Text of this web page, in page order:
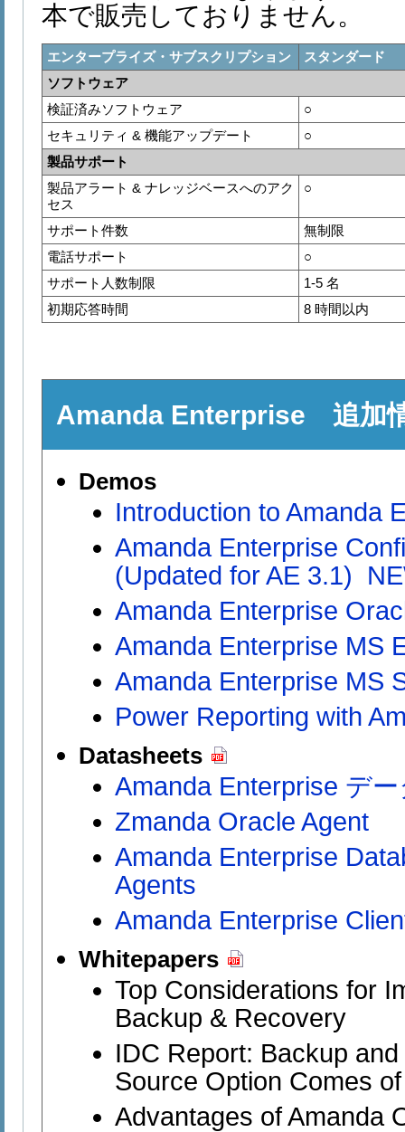
本で販売しておりません。
エンタープライズ・サブスクリプション
スタンダード
ソフトウェア
検証済みソフトウェア
○
セキュリティ & 機能アップデート
○
製品サポート
製品アラート & ナレッジベースへのアク
セス
○
サポート件数
無制限
電話サポート
○
サポート人数制限
1-5 名
初期応答時間
8 時間以内
Amanda Enterprise 追加
Demos
Introduction to Amanda
Amanda Enterprise
(Updated for AE 3.1)
Amanda Enterprise
Amanda Enterprise MS
Amanda Enterprise MS
Power Reporting with
Datasheets
Amanda Enterprise デ
Zmanda Oracle Agent
Amanda Enterprise
Agents
Amanda Enterprise
Whitepapers
Top Considerations for
Backup & Recovery
IDC Report: Backup
Source Option Comes
Advantages of Amanda